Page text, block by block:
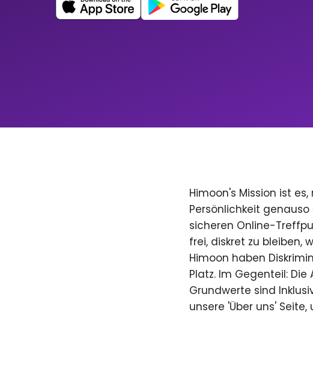
Himoon's Mission ist
Persönlichkeit
sicheren Online-
frei, diskret zu bleiben,
Himoon haben
Platz. Im Gegenteil:
Grundwerte sind
unsere 'Über uns'